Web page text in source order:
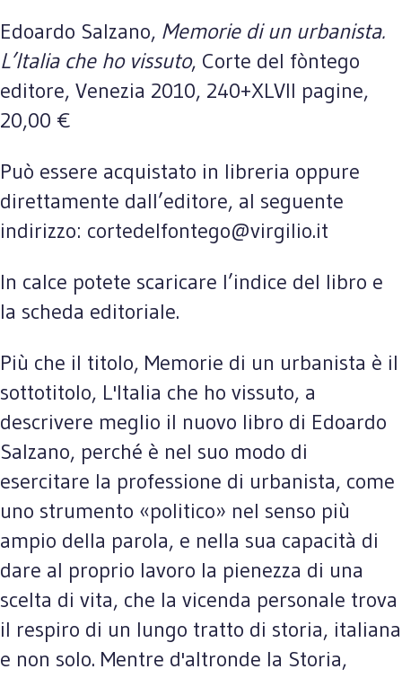
Edoardo Salzano, Memorie di un urbanista.
L’Italia che ho vissuto, Corte del fòntego
editore, Venezia 2010, 240+XLVII pagine,
20,00 €
Può essere acquistato in libreria oppure
direttamente dall’editore, al seguente
indirizzo: cortedelfontego@virgilio.it
In calce potete scaricare l’indice del libro e
la scheda editoriale.
Più che il titolo, Memorie di un urbanista è il
sottotitolo, L'Italia che ho vissuto, a
descrivere meglio il nuovo libro di Edoardo
Salzano, perché è nel suo modo di
esercitare la professione di urbanista, come
uno strumento «politico» nel senso più
ampio della parola, e nella sua capacità di
dare al proprio lavoro la pienezza di una
scelta di vita, che la vicenda personale trova
il respiro di un lungo tratto di storia, italiana
e non solo. Mentre d'altronde la Storia,